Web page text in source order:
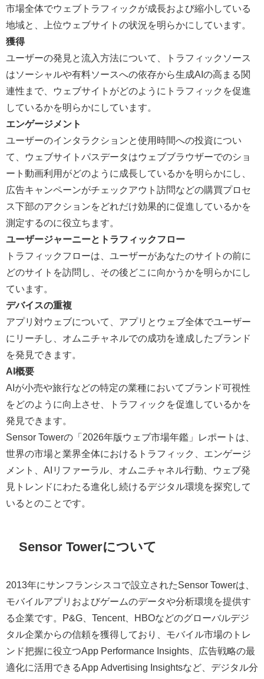
市場全体でウェブトラフィックが成長および縮小している
地域と、上位ウェブサイトの状況を明らかにしています。
獲得
ユーザーの発見と流入方法について、トラフィックソース
はソーシャルや有料ソースへの依存から生成AIの高まる関
連性まで、ウェブサイトがどのようにトラフィックを促進
しているかを明らかにしています。
エンゲージメント
ユーザーのインタラクションと使用時間への投資につい
て、ウェブサイトパスデータはウェブブラウザーでのショ
ート動画利用がどのように成長しているかを明らかにし、
広告キャンペーンがチェックアウト訪問などの購買プロセ
ス下部のアクションをどれだけ効果的に促進しているかを
測定するのに役立ちます。
ユーザージャーニーとトラフィックフロー
トラフィックフローは、ユーザーがあなたのサイトの前に
どのサイトを訪問し、その後どこに向かうかを明らかにし
ています。
デバイスの重複
アプリ対ウェブについて、アプリとウェブ全体でユーザー
にリーチし、オムニチャネルでの成功を達成したブランド
を発見できます。
AI概要
AIが小売や旅行などの特定の業種においてブランド可視性
をどのように向上させ、トラフィックを促進しているかを
発見できます。
Sensor Towerの「2026年版ウェブ市場年鑑」レポートは、
世界の市場と業界全体におけるトラフィック、エンゲージ
メント、AIリファーラル、オムニチャネル行動、ウェブ発
見トレンドにわたる進化し続けるデジタル環境を探究して
いるとのことです。
Sensor Towerについて
2013年にサンフランシスコで設立されたSensor Towerは、
モバイルアプリおよびゲームのデータや分析環境を提供す
る企業です。P&G、Tencent、HBOなどのグローバルデジ
タル企業からの信頼を獲得しており、モバイル市場のトレ
ンド把握に役立つApp Performance Insights、広告戦略の最
適化に活用できるApp Advertising Insightsなど、デジタル分